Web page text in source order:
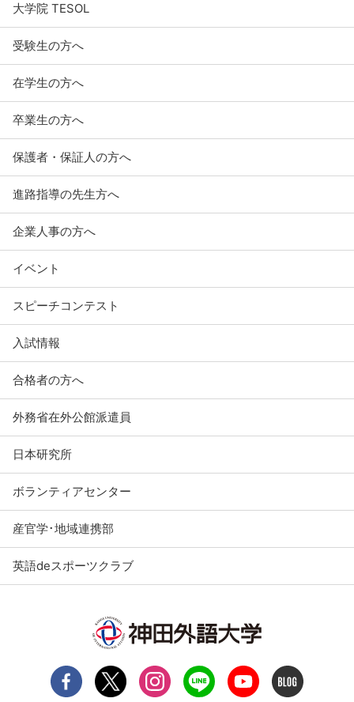
大学院 TESOL
受験生の方へ
在学生の方へ
卒業生の方へ
保護者・保証人の方へ
進路指導の先生方へ
企業人事の方へ
イベント
スピーチコンテスト
入試情報
合格者の方へ
外務省在外公館派遣員
日本研究所
ボランティアセンター
産官学･地域連携部
英語deスポーツクラブ